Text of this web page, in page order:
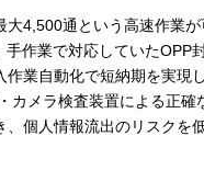
大4,500通という高速作業が
手作業で対応していたOPP
作業自動化で短納期を実現
カメラ検査装置による正確
、個人情報流出のリスクを